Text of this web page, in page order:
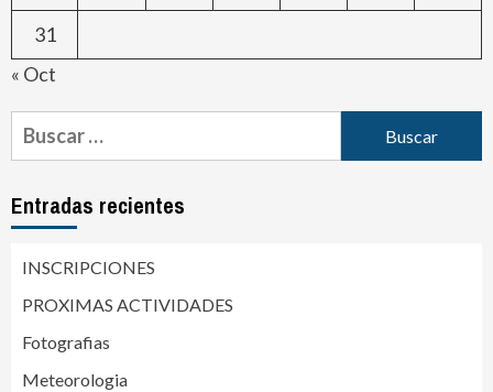
31
« Oct
Entradas recientes
INSCRIPCIONES
PROXIMAS ACTIVIDADES
Fotografias
Meteorologia